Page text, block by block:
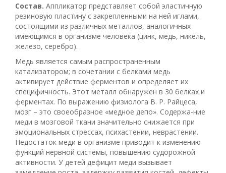
Состав. Аппликатор представляет собой эластичную
резиновую пластину с закрепленными на ней иглами,
состоящими из различных металлов, аналогичных
имеющимся в организме человека (цинк, медь, никель,
железо, серебро).
Медь является самым распространенным
катализатором; в сочетании с белками медь
активирует действие ферментов и определяет их
специфичность. Этот металл обнаружен в 30 белках и
ферментах. По выражению физиолога В. Р. Райцеса,
мозг – это своеобразное «медное депо». Содержа-ние
меди в мозговой ткани значительно снижается при
эмоциональных стрессах, психастении, неврастении.
Недостаток меди в организме приводит к изменению
функций нервной системы, повышению судорожной
активности. У детей дефицит меди вызывает